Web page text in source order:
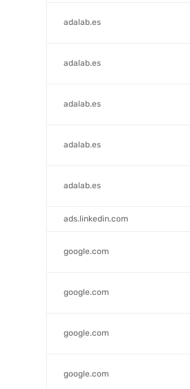
adalab.es
adalab.es
adalab.es
adalab.es
adalab.es
ads.linkedin.com
google.com
google.com
google.com
google.com